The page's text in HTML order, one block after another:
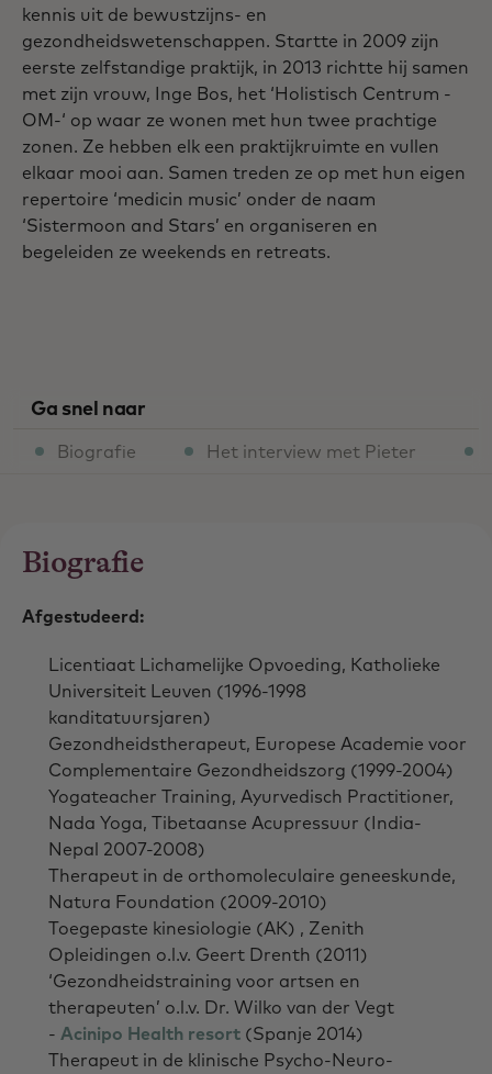
kennis uit de bewustzijns- en
gezondheidswetenschappen. Startte in 2009 zijn
eerste zelfstandige praktijk, in 2013 richtte hij samen
met zijn vrouw, Inge Bos, het ‘Holistisch Centrum -
OM-‘ op waar ze wonen met hun twee prachtige
zonen. Ze hebben elk een praktijkruimte en vullen
elkaar mooi aan. Samen treden ze op met hun eigen
repertoire ‘medicin music’ onder de naam
‘Sistermoon and Stars’ en organiseren en
begeleiden ze weekends en retreats.
Ga snel naar
Biografie Het interview met Pieter
Biografie
Afgestudeerd:
Licentiaat Lichamelijke Opvoeding, Katholieke
Universiteit Leuven (1996-1998
kanditatuursjaren)
Gezondheidstherapeut, Europese Academie voor
Complementaire Gezondheidszorg (1999-2004)
Yogateacher Training, Ayurvedisch Practitioner,
Nada Yoga, Tibetaanse Acupressuur (India-
Nepal 2007-2008)
Therapeut in de orthomoleculaire geneeskunde,
Natura Foundation (2009-2010)
Toegepaste kinesiologie (AK) , Zenith
Opleidingen o.l.v. Geert Drenth (2011)
‘Gezondheidstraining voor artsen en
therapeuten’ o.l.v. Dr. Wilko van der Vegt
- Acinipo Health resort (Spanje 2014)
Therapeut in de klinische Psycho-Neuro-